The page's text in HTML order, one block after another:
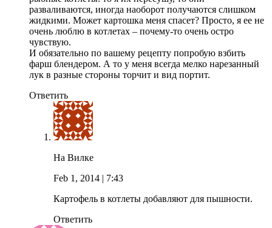
разваливаются, иногда наоборот получаются слишком
жидкими. Может картошка меня спасет? Просто, я ее не
очень люблю в котлетах – почему-то очень остро
чувствую.
И обязательно по вашему рецепту попробую взбить
фарш блендером. А то у меня всегда мелко нарезанный
лук в разные стороны торчит и вид портит.
Ответить
На Вилке
Feb 1, 2014 | 7:43
Картофель в котлеты добавляют для пышности.
Ответить